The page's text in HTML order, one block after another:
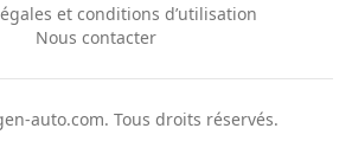
et conditions d’utilisation
Nous contacter
auto.com. Tous droits réservés.